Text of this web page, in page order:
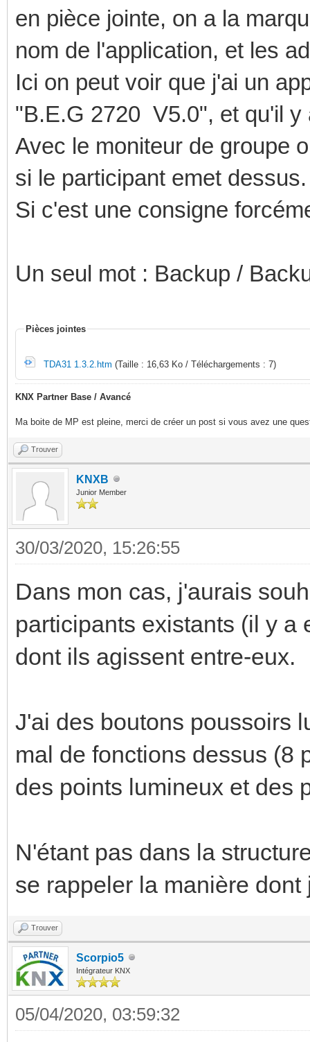
en pièce jointe, on a la
nom de l'application, et les
Ici on peut voir que j'ai un
"B.E.G 2720 V5.0", et qu'il y
Avec le moniteur de groupe
si le participant emet dessus.
Si c'est une consigne
Un seul mot : Backup /
Pièces jointes
TDA31 1.3.2.htm (Taille : 16,63 Ko / Téléchargements : 7)
KNX Partner Base / Avancé
Ma boite de MP est pleine, merci de créer un post si vous avez une
Trouver
KNXB
Junior Member
30/03/2020, 15:26:55
Dans mon cas, j'aurais
participants existants (il y a
dont ils agissent entre-eux.
J'ai des boutons poussoirs
mal de fonctions dessus (8
des points lumineux et des
N'étant pas dans la
se rappeler la manière
Trouver
Scorpio5
Intégrateur KNX
05/04/2020, 03:59:32